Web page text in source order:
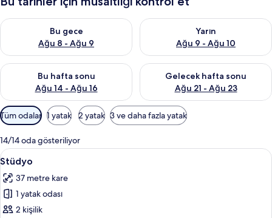
Bu gece
Ağu 8 - Ağu 9
Bu gece için müsaitliği kontrol et Ağu 8 - Ağu 9
Yarın
Ağu 9 - Ağu 10
Yarın için müsaitliği kontrol
Bu hafta sonu
Ağu 14 - Ağu 16
Bu hafta sonu için müsaitliği kontrol et Ağu 14 - Ağu 16
Gelecek hafta sonu
Ağu 21 - Ağu 23
Önümüzdeki hafta sonu için
Odalar
için
mevcut
filtreler
Tüm odalar 1 yatak 2 yatak 3 ve daha fazla yatak
14/14 oda gösteriliyor
Stüdyo
için
tüm
fotoğrafları
görün
Stüdyo | Anti alerjik yatak takımı,
6
Stüdyo
37 metre kare
1 yatak odası
2 kişilik